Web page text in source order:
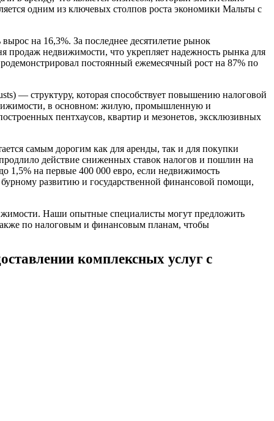
одним из ключевых столпов роста экономики Мальты с
на 16,3%. За последнее десятилетие рынок
продаж недвижимости, что укрепляет надежность рынка для
постоянный ежемесячный рост на 87% по
— структуру, которая способствует повышению налоговой
в основном: жилую, промышленную и
пентхаусов, квартир и мезонетов, эксклюзивных
самым дорогим как для аренды, так и для покупки
действие сниженных ставок налогов и пошлин на
1,5% на первые 400 000 евро, если недвижимость
развитию и государственной финансовой помощи,
Наши опытные специалисты могут предложить
по налоговым и финансовым планам, чтобы
комплексных услуг с